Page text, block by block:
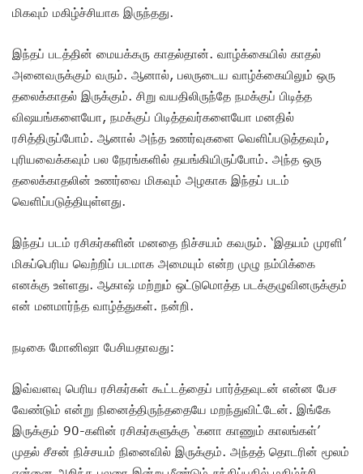
மிகவும் மகிழ்ச்சியாக இருந்தது.
இந்தப் படத்தின் மையக்கரு காதல்தான். வாழ்க்கையில் காதல்
அனைவருக்கும் வரும். ஆனால், பலருடைய வாழ்க்கையிலும் ஒரு
தலைக்காதல் இருக்கும். சிறு வயதிலிருந்தே நமக்குப் பிடித்த
விஷயங்களையோ, நமக்குப் பிடித்தவர்களையோ மனதில்
ரசித்திருப்போம். ஆனால் அந்த உணர்வுகளை வெளிப்படுத்தவும்,
புரியவைக்கவும் பல நேரங்களில் தயங்கியிருப்போம். அந்த ஒரு
தலைக்காதலின் உணர்வை மிகவும் அழகாக இந்தப் படம்
வெளிப்படுத்தியுள்ளது.
இந்தப் படம் ரசிகர்களின் மனதை நிச்சயம் கவரும். ‘இதயம் முரளி’
மிகப்பெரிய வெற்றிப் படமாக அமையும் என்ற முழு நம்பிக்கை
எனக்கு உள்ளது. ஆகாஷ் மற்றும் ஒட்டுமொத்த படக்குழுவினருக்கும்
என் மனமார்ந்த வாழ்த்துகள். நன்றி.
நடிகை மோனிஷா பேசியதாவது:
இவ்வளவு பெரிய ரசிகர்கள் கூட்டத்தைப் பார்த்தவுடன் என்ன பேச
வேண்டும் என்று நினைத்திருந்ததையே மறந்துவிட்டேன். இங்கே
இருக்கும் 90-களின் ரசிகர்களுக்கு ‘கனா காணும் காலங்கள்’
முதல் சீசன் நிச்சயம் நினைவில் இருக்கும். அந்தத் தொடரின் மூலம்